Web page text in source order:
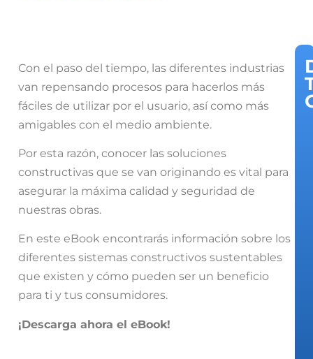
Con el paso del tiempo, las diferentes industrias
van repensando procesos para hacerlos más
fáciles de utilizar por el usuario, así como más
amigables con el medio ambiente.
Por esta razón, conocer las soluciones
constructivas que se van originando es vital para
asegurar la máxima calidad y seguridad de
nuestras obras.
En este eBook encontrarás información sobre los
diferentes sistemas constructivos sustentables
que existen y cómo pueden ser un beneficio
para ti y tus consumidores.
¡Descarga ahora el eBook!